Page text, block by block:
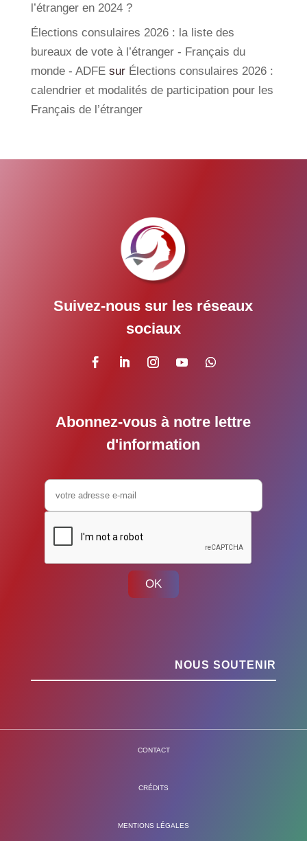
l’étranger en 2024 ?
Élections consulaires 2026 : la liste des
bureaux de vote à l’étranger - Français du
monde - ADFEsur Élections consulaires 2026 :
calendrier et modalités de participation pour les
Français de l’étranger
Suivez-nous sur les réseaux
sociaux
Abonnez-vous à notre lettre
d'information
OK
NOUS SOUTENIR
CONTACT
CRÉDITS
MENTIONS LÉGALES